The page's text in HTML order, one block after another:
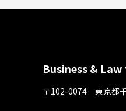
Business & Law
〒102-0074 東京都